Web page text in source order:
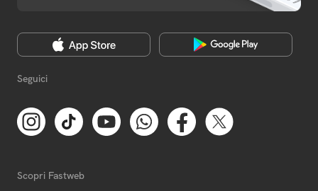
Seguici
Scopri Fastweb